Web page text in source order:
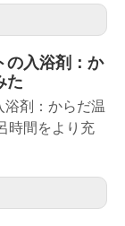
の入浴剤：か
た
浴剤：からだ温
時間をより充